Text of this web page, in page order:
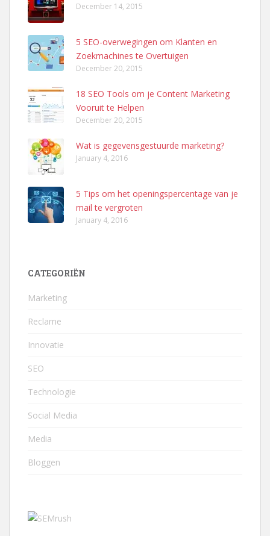
December 14, 2015
5 SEO-overwegingen om Klanten en
Zoekmachines te Overtuigen
December 20, 2015
18 SEO Tools om je Content Marketing
Vooruit te Helpen
December 20, 2015
Wat is gegevensgestuurde marketing?
January 4, 2016
5 Tips om het openingspercentage van je
mail te vergroten
January 4, 2016
CATEGORIËN
Marketing
Reclame
Innovatie
SEO
Technologie
Social Media
Media
Bloggen